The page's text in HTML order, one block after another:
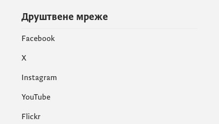
Друштвене мреже
Facebook
X
Instagram
YouTube
Flickr